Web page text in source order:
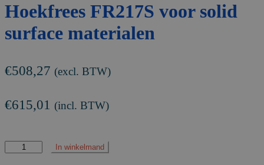
Hoekfrees FR217S voor solid
surface materialen
€508,27 (excl. BTW)
€615,01 (incl. BTW)
Hoekfrees
FR217S
In winkelmand